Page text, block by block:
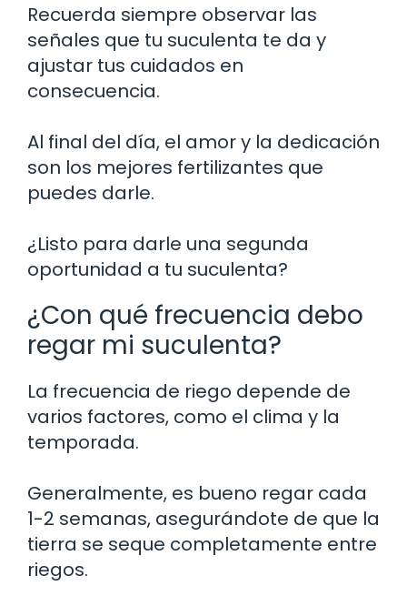
Recuerda siempre observar las
señales que tu suculenta te da y
ajustar tus cuidados en
consecuencia.
Al final del día, el amor y la dedicación
son los mejores fertilizantes que
puedes darle.
¿Listo para darle una segunda
oportunidad a tu suculenta?
¿Con qué frecuencia debo
regar mi suculenta?
La frecuencia de riego depende de
varios factores, como el clima y la
temporada.
Generalmente, es bueno regar cada
1-2 semanas, asegurándote de que la
tierra se seque completamente entre
riegos.